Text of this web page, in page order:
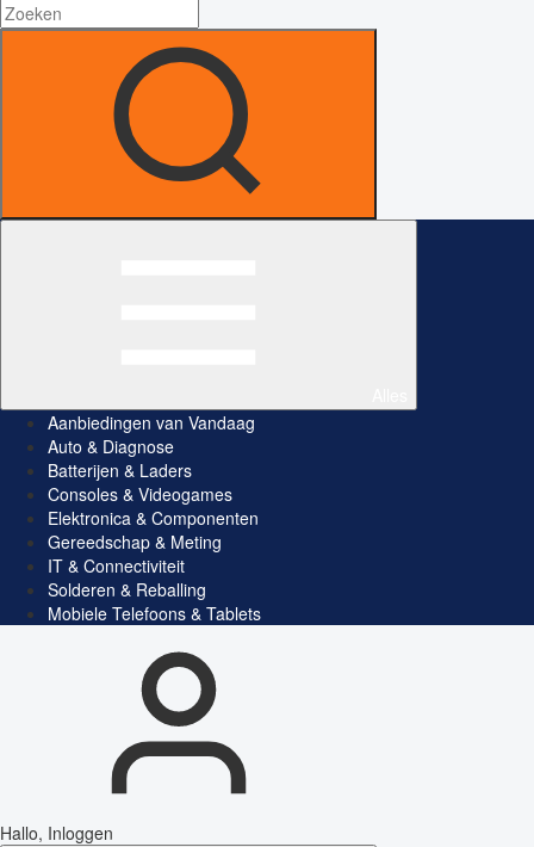
Aanbiedingen van Vandaag
Auto & Diagnose
Batterijen & Laders
Consoles & Videogames
Elektronica & Componenten
Gereedschap & Meting
IT & Connectiviteit
Solderen & Reballing
Mobiele Telefoons & Tablets
Hallo, Inloggen